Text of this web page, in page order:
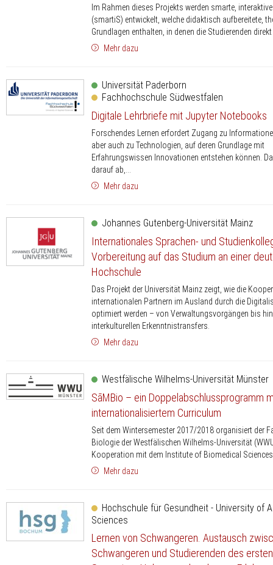
Im Rahmen dieses Projekts werden smarte,
(smartiS) entwickelt, welche didaktisch aufbereitete,
Grundlagen enthalten, in denen die Studierenden
Mehr dazu
Universität Paderborn
Fachhochschule Südwestfalen
Digitale Lehrbriefe mit Jupyter Notebooks
Forschendes Lernen erfordert Zugang zu
aber auch zu Technologien, auf deren Grundlage mit
Erfahrungswissen Innovationen entstehen können.
darauf ab,...
Mehr dazu
Johannes Gutenberg-Universität Mainz
Internationales Sprachen- und
Vorbereitung auf das Studium an einer
Hochschule
Das Projekt der Universität Mainz zeigt, wie die
internationalen Partnern im Ausland durch die
optimiert werden – von Verwaltungsvorgängen bis
interkulturellen Erkenntnistransfers.
Mehr dazu
Westfälische Wilhelms-Universität Münster
SãMBio – ein Doppelabschlussprogramm
internationalisiertem Curriculum
Seit dem Wintersemester 2017/2018 organisiert der
Biologie der Westfälischen Wilhelms-Universität
Kooperation mit dem Institute of Biomedical Sciences
Mehr dazu
Hochschule für Gesundheit - University of
Sciences
Lernen von Schwangeren. Austausch
Schwangeren und Studierenden des ersten